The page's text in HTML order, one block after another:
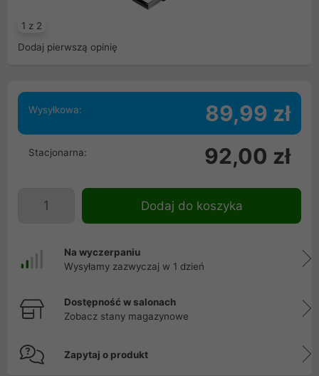
1 z 2
Dodaj pierwszą opinię
Wysyłkowa: 89,99 zł
Stacjonarna: 92,00 zł
Dodaj do koszyka
Na wyczerpaniu
Wysyłamy zazwyczaj w 1 dzień
Dostępność w salonach
Zobacz stany magazynowe
Zapytaj o produkt